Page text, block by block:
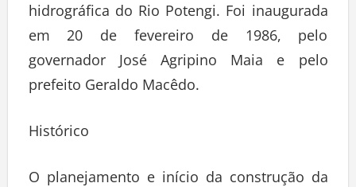
hidrográfica do Rio Potengi. Foi inaugurada
em 20 de fevereiro de 1986, pelo
governador José Agripino Maia e pelo
prefeito Geraldo Macêdo.
Histórico
O planejamento e início da construção da